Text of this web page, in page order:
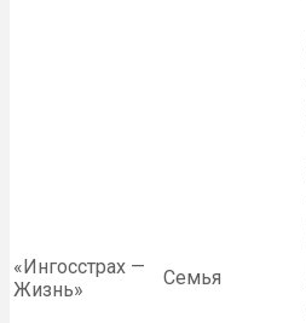
«Ингосстрах —
Жизнь»
Семья